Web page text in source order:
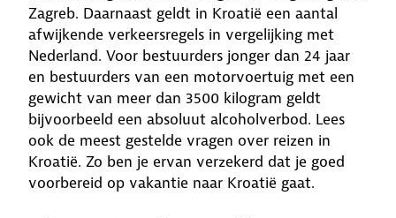
Zagreb. Daarnaast geldt in Kroatië een aantal
afwijkende verkeersregels in vergelijking met
Nederland. Voor bestuurders jonger dan 24 jaar
en bestuurders van een motorvoertuig met een
gewicht van meer dan 3500 kilogram geldt
bijvoorbeeld een absoluut alcoholverbod. Lees
ook de meest gestelde vragen over reizen in
Kroatië. Zo ben je ervan verzekerd dat je goed
voorbereid op vakantie naar Kroatië gaat.